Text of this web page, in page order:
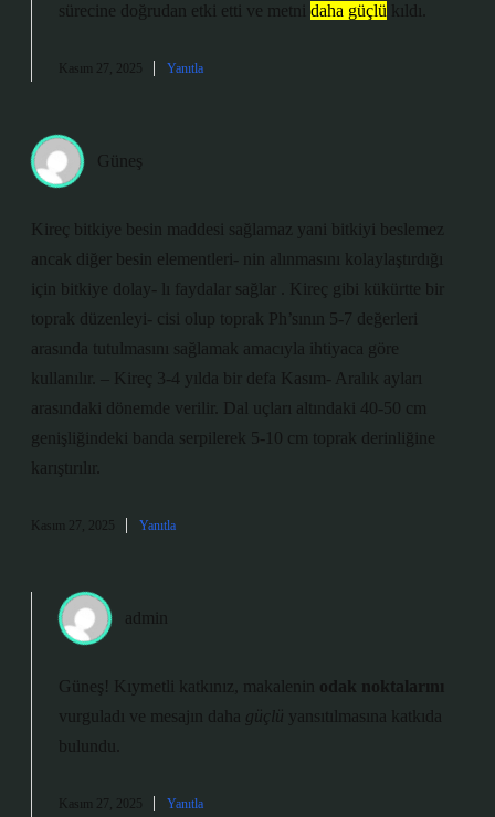
sürecine doğrudan etki etti ve metni daha güçlü kıldı.
Kasım 27, 2025 Yanıtla
Güneş
Kireç bitkiye besin maddesi sağlamaz yani bitkiyi beslemez
ancak diğer besin elementleri- nin alınmasını kolaylaştırdığı
için bitkiye dolay- lı faydalar sağlar . Kireç gibi kükürtte bir
toprak düzenleyi- cisi olup toprak Ph’sının 5-7 değerleri
arasında tutulmasını sağlamak amacıyla ihtiyaca göre
kullanılır. – Kireç 3-4 yılda bir defa Kasım- Aralık ayları
arasındaki dönemde verilir. Dal uçları altındaki 40-50 cm
genişliğindeki banda serpilerek 5-10 cm toprak derinliğine
karıştırılır.
Kasım 27, 2025 Yanıtla
admin
Güneş! Kıymetli katkınız, makalenin odak noktalarını
vurguladı ve mesajın daha güçlü yansıtılmasına katkıda
bulundu.
Kasım 27, 2025 Yanıtla